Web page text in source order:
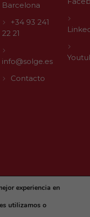
Barcelona
+34 93 241
22 21
info@solge.es
Contacto
experiencia en
utilizamos o